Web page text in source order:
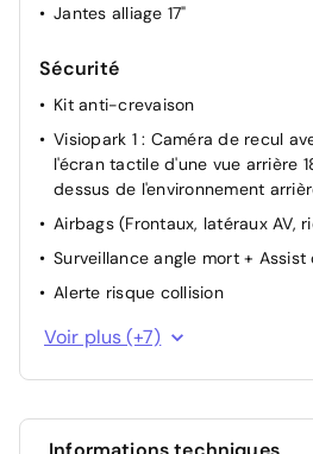
Jantes alliage 17"
Sécurité
Kit anti-crevaison
Visiopark 1 : Caméra de recul
l'écran tactile d'une vue arrière
dessus de l'environnement
Airbags (Frontaux, latéraux AV,
Surveillance angle mort +
Alerte risque collision
Verrouillage automatique des
Voir plus (+7)